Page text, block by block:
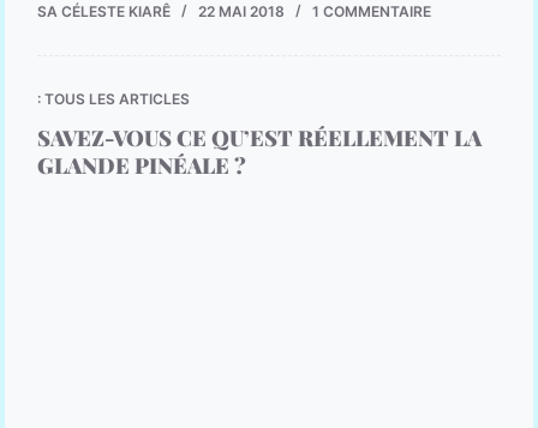
SA CÉLESTE KIARÊ 22 MAI 2018 1 COMMENTAIRE
: TOUS LES ARTICLES
SAVEZ-VOUS CE QU’EST RÉELLEMENT LA
GLANDE PINÉALE ?